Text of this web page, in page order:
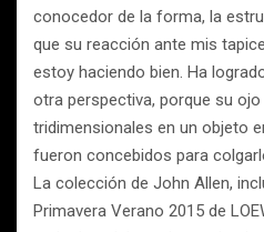
conocedor de la forma, la
que su reacción ante mis
estoy haciendo bien. Ha
otra perspectiva, porque su
tridimensionales en un objeto
fueron concebidos para
La colección de John Allen,
Primavera Verano 2015 de